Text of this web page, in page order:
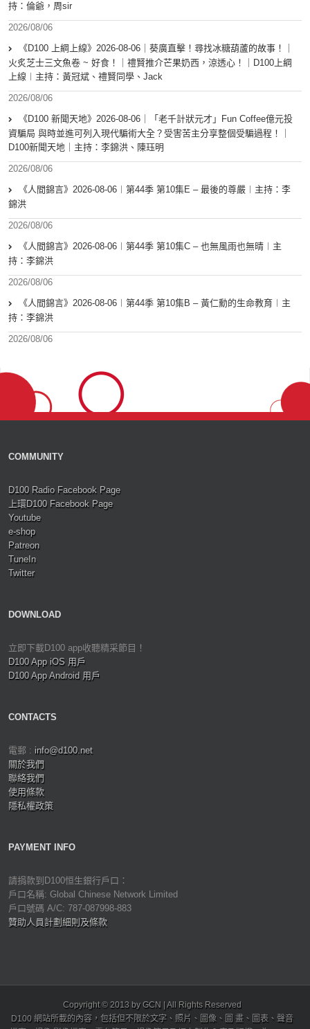
持：倫爺，周sir
2026/08/06
《D100 上綱上線》2026-08-06｜葵廣直擊！尋找冰糖葫蘆的故事！｜
火炙芝士三文魚卷 ~ 好食！｜禮賢推介芒果奶西，涼透心！｜D100上綱
上線︱主持：黃冠斌、禮賢同學、Jack
2026/08/06
《D100 新聞天地》2026-08-06｜「老千計狀元才」Fun Coffee億元投
資騙局 與時並進可列入現代騙術大全？受害苦主分享整個受騙過程！｜
D100新聞天地｜主持：李錦洪、陳珏明
2026/08/06
《人間錦言》2026-08-06︱第44季 第10集E – 最後的尊嚴︱主持：李
錦洪
2026/08/06
《人間錦言》2026-08-06︱第44季 第10集C – 也無風雨也無晴︱主
持：李錦洪
2026/08/06
《人間錦言》2026-08-06︱第44季 第10集B – 黃仁勳的生命教育︱主
持：李錦洪
2026/08/06
COMMUNITY
D100 Radio Facebook Page
上環D100 Facebook Page
Youtube
e-shop
Patreon
TuneIn
Twitter
DOWNLOAD
立即下載D100 app收聽精采節目！
D100 App iOS 用戶
D100 App Android 用戶
CONTACTS
電郵 : info@d100.net
關於我們
聯絡我們
使用條款
隱私權政策
PAYMENT INFO
請捐款到D100恒生銀行戶口：
戶口名稱: Global Chinese Network Limited
戶口號碼 A/C: 787-087998-883
贊助人員計劃細則及條款
Copyright © 2013 by GCN | All Rights Reserved
D100 網站所載的內容，包括但不限於文字、照片、圖像、圖 畫、圖表、聲音